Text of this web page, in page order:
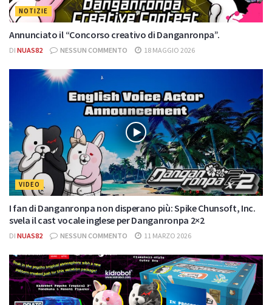
NOTIZIE
Annunciato il “Concorso creativo di Danganronpa”.
DI NUAS82 NESSUN COMMENTO 18 MAGGIO 2026
VIDEO
I fan di Danganronpa non disperano più: Spike Chunsoft, Inc.
svela il cast vocale inglese per Danganronpa 2×2
DI NUAS82 NESSUN COMMENTO 11 MARZO 2026